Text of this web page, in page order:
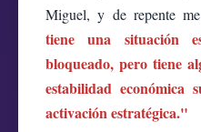
Miguel, y de repente
tiene una situación
bloqueado, pero tiene
estabilidad económica
activación estratégica."